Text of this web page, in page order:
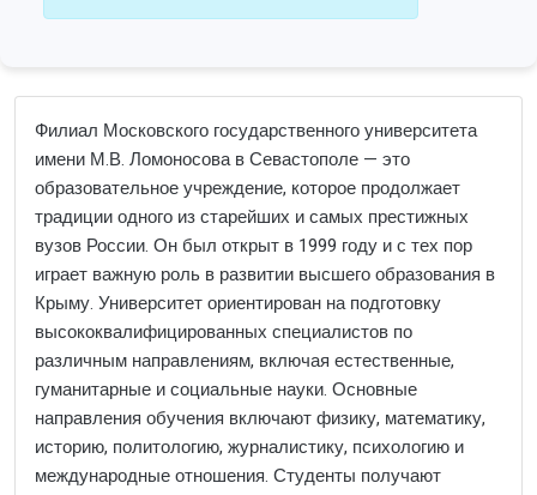
Филиал Московского государственного университета
имени М.В. Ломоносова в Севастополе — это
образовательное учреждение, которое продолжает
традиции одного из старейших и самых престижных
вузов России. Он был открыт в 1999 году и с тех пор
играет важную роль в развитии высшего образования в
Крыму. Университет ориентирован на подготовку
высококвалифицированных специалистов по
различным направлениям, включая естественные,
гуманитарные и социальные науки. Основные
направления обучения включают физику, математику,
историю, политологию, журналистику, психологию и
международные отношения. Студенты получают